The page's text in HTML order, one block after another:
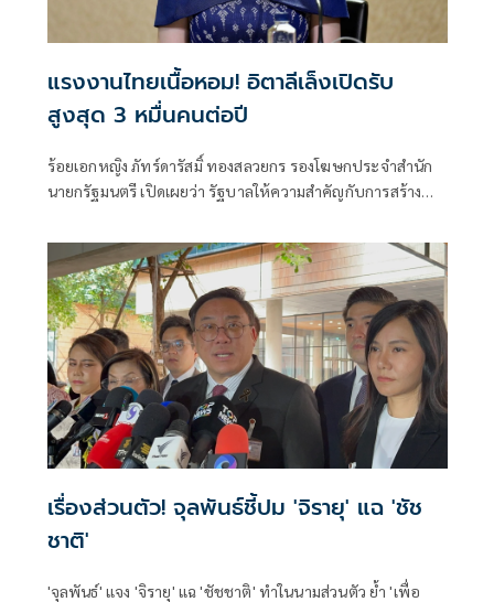
แรงงานไทยเนื้อหอม! อิตาลีเล็งเปิดรับ
สูงสุด 3 หมื่นคนต่อปี
ร้อยเอกหญิง ภัทร์ดารัสมิ์ ทองสลวยกร รองโฆษกประจำสำนัก
นายกรัฐมนตรี เปิดเผยว่า รัฐบาลให้ความสำคัญกับการสร้าง
เรื่องส่วนตัว! จุลพันธ์ชี้ปม 'จิรายุ' แฉ 'ชัช
ชาติ'
'จุลพันธ์' แจง 'จิรายุ' แฉ 'ชัชชาติ' ทำในนามส่วนตัว ย้ำ 'เพื่อ